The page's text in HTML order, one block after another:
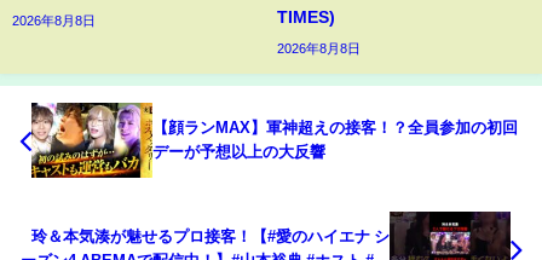
2026年8月8日
TIMES)
2026年8月8日
【顔ランMAX】軍神超えの接客！？全員参加の初回
デーが予想以上の大反響
玲＆本気湊が魅せるプロ接客！【#愛のハイエナ シ